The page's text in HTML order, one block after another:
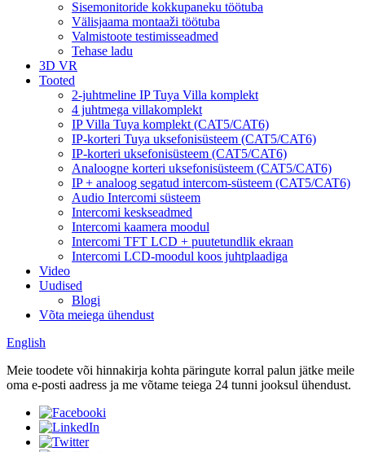
Sisemonitoride kokkupaneku töötuba
Välisjaama montaaži töötuba
Valmistoote testimisseadmed
Tehase ladu
3D VR
Tooted
2-juhtmeline IP Tuya Villa komplekt
4 juhtmega villakomplekt
IP Villa Tuya komplekt (CAT5/CAT6)
IP-korteri Tuya uksefonisüsteem (CAT5/CAT6)
IP-korteri uksefonisüsteem (CAT5/CAT6)
Analoogne korteri uksefonisüsteem (CAT5/CAT6)
IP + analoog segatud intercom-süsteem (CAT5/CAT6)
Audio Intercomi süsteem
Intercomi keskseadmed
Intercomi kaamera moodul
Intercomi TFT LCD + puutetundlik ekraan
Intercomi LCD-moodul koos juhtplaadiga
Video
Uudised
Blogi
Võta meiega ühendust
English
Meie toodete või hinnakirja kohta päringute korral palun jätke meile
oma e-posti aadress ja me võtame teiega 24 tunni jooksul ühendust.